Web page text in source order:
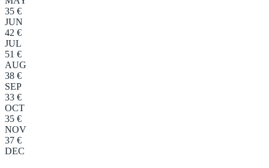
35 €
JUN
42 €
JUL
51 €
AUG
38 €
SEP
33 €
OCT
35 €
NOV
37 €
DEC